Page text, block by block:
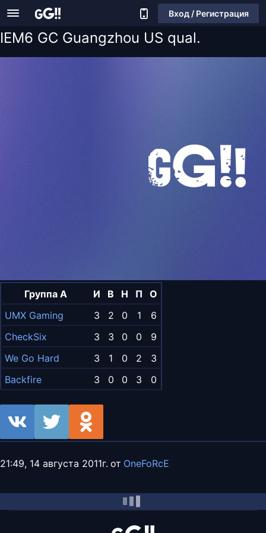
Вход / Регистрация
IEM6 GC Guangzhou US qual.
Группа A И В Н П
О
UMX Gaming
3 2 0 1
6
CheckSix
3 3 0 0
9
We Go Hard
3 1 0 2
3
Backfire
3 0 0 3 0
21:49, 14 августа 2011г. от OneFoRcE